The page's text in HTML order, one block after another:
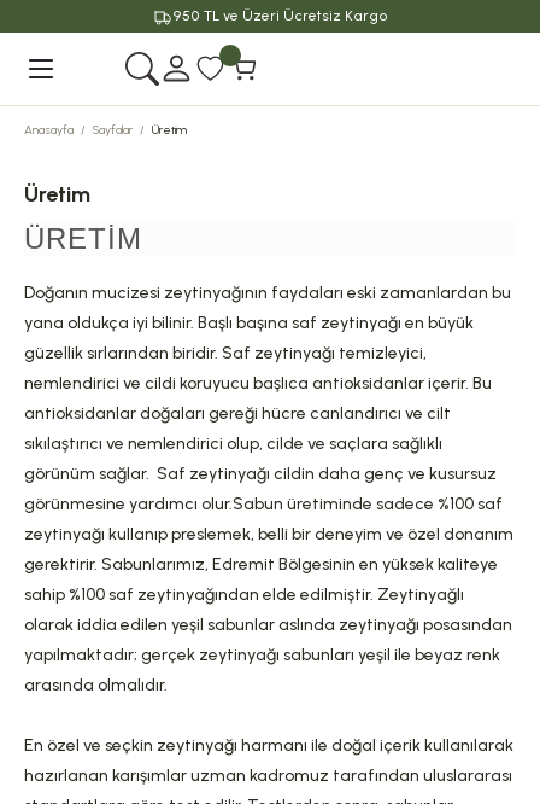
950 TL ve Üzeri Ücretsiz Kargo
Geri Dön
Anasayfa Sayfalar Üretim
Üretim
ÜRETİM
Doğanın mucizesi zeytinyağının faydaları eski zamanlardan bu
yana oldukça iyi bilinir. Başlı başına saf zeytinyağı en büyük
güzellik sırlarından biridir. Saf zeytinyağı temizleyici,
nemlendirici ve cildi koruyucu başlıca antioksidanlar içerir. Bu
antioksidanlar doğaları gereği hücre canlandırıcı ve cilt
sıkılaştırıcı ve nemlendirici olup, cilde ve saçlara sağlıklı
görünüm sağlar. Saf zeytinyağı cildin daha genç ve kusursuz
görünmesine yardımcı olur.Sabun üretiminde sadece %100 saf
zeytinyağı kullanıp preslemek, belli bir deneyim ve özel donanım
gerektirir. Sabunlarımız, Edremit Bölgesinin en yüksek kaliteye
sahip %100 saf zeytinyağından elde edilmiştir. Zeytinyağlı
olarak iddia edilen yeşil sabunlar aslında zeytinyağı posasından
yapılmaktadır; gerçek zeytinyağı sabunları yeşil ile beyaz renk
arasında olmalıdır.
En özel ve seçkin zeytinyağı harmanı ile doğal içerik kullanılarak
hazırlanan karışımlar uzman kadromuz tarafından uluslararası